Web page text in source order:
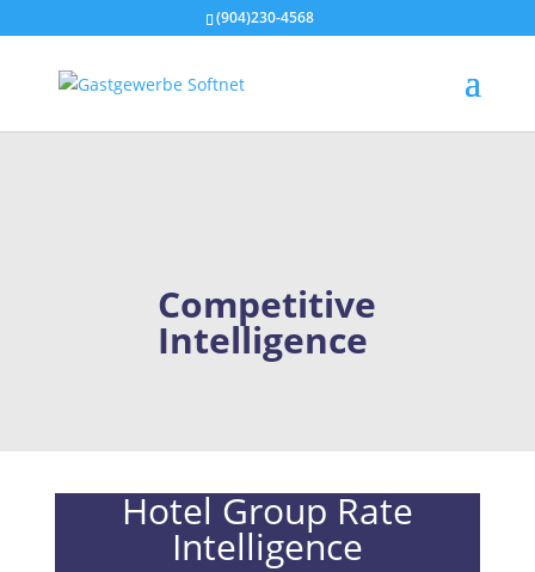
(904)230-4568
Competitive
Intelligence
Hotel Group Rate
Intelligence